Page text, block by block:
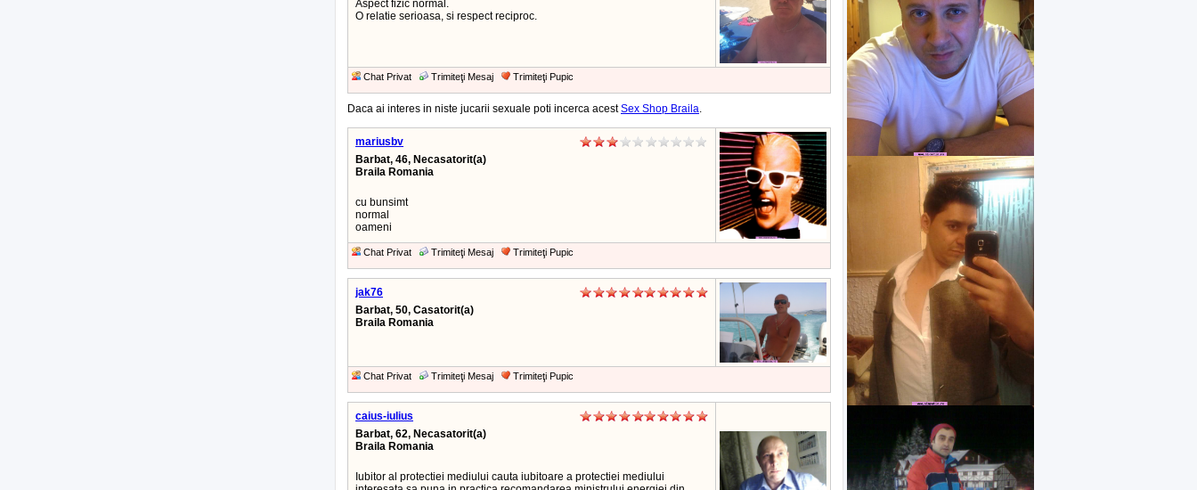
Aspect fizic normal.
O relatie serioasa, si respect reciproc.
Chat Privat Trimiteţi Mesaj Trimiteţi Pupic
Daca ai interes in niste jucarii sexuale poti incerca acestSex Shop Braila.
mariusbv
Barbat, 46, Necasatorit(a)
Braila Romania
cu bunsimt
normal
oameni
Chat Privat Trimiteţi Mesaj Trimiteţi Pupic
jak76
Barbat, 50, Casatorit(a)
Braila Romania
Chat Privat Trimiteţi Mesaj Trimiteţi Pupic
caius-iulius
Barbat, 62, Necasatorit(a)
Braila Romania
Iubitor al protectiei mediului cauta iubitoare a protectiei mediului